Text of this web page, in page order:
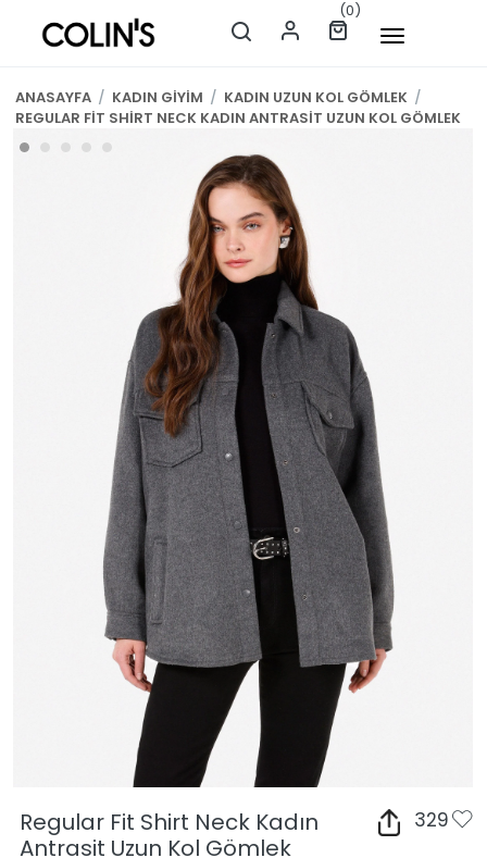
(0)
ANASAYFA / KADIN GİYİM / KADIN UZUN KOL GÖMLEK /
REGULAR FİT SHİRT NECK KADIN ANTRASİT UZUN KOL GÖMLEK
Regular Fit Shirt Neck Kadın
Antrasit Uzun Kol Gömlek
329